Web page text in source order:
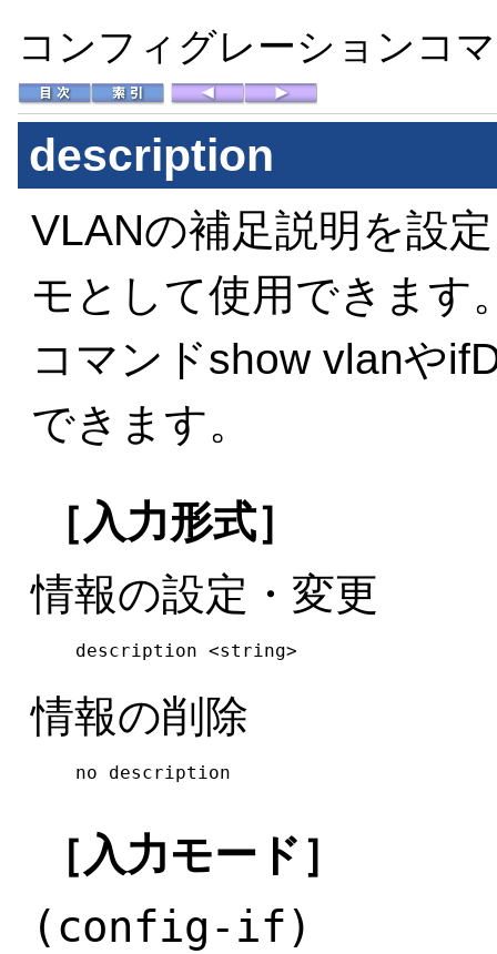
コンフィグレーションコ
description
VLANの補足説明を設
モとして使用できます
コマンドshow vlanや
できます。
［入力形式］
情報の設定・変更
description <string>
情報の削除
no description
［入力モード］
(config-if)